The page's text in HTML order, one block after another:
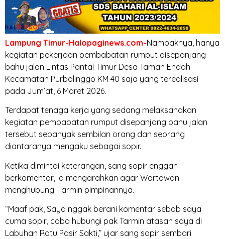
Lampung Timur-Halopaginews.com-Nampaknya, hanya
kegiatan pekerjaan pembabatan rumput disepanjang
bahu jalan Lintas Pantai Timur Desa Taman Endah
Kecamatan Purbolinggo KM 40 saja yang terealisasi
pada Jum’at, 6 Maret 2026.
Terdapat tenaga kerja yang sedang melaksanakan
kegiatan pembabatan rumput disepanjang bahu jalan
tersebut sebanyak sembilan orang dan seorang
diantaranya mengaku sebagai sopir.
Ketika dimintai keterangan, sang sopir enggan
berkomentar, ia mengarahkan agar Wartawan
menghubungi Tarmin pimpinannya.
“Maaf pak, Saya nggak berani komentar sebab saya
cuma sopir, coba hubungi pak Tarmin atasan saya di
Labuhan Ratu Pasir Sakti,” ujar sang sopir sembari